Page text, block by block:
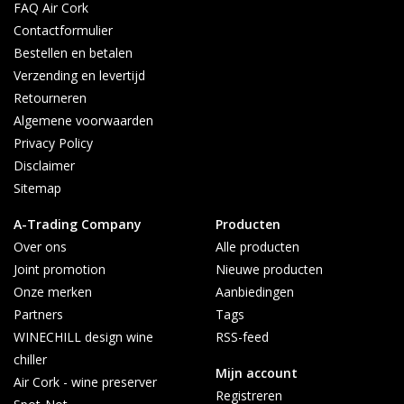
Note: De gepersonaliseerde wijnstoppers zijn alleen
verkrijgbaar in combinatie met de wijnkoeler WINECHILL
Original.
FAQ Air Cork
Contactformulier
Bestellen en betalen
Verzending en levertijd
Retourneren
Algemene voorwaarden
Privacy Policy
Disclaimer
Sitemap
A-Trading Company
Over ons
Joint promotion
Onze merken
Partners
WINECHILL design wine
chiller
Air Cork - wine preserver
Producten
Alle producten
Nieuwe producten
Aanbiedingen
Tags
RSS-feed
Mijn account
Registreren